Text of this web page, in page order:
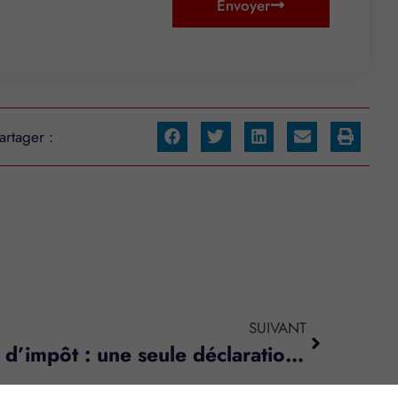
Personnalisez vos préférences pour
Envoyer
:
SUIVANT
Réductions et crédits d’impôt : une seule déclaration ?